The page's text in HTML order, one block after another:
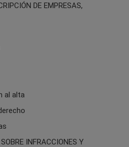
DE EMPRESAS,
al alta
INFRACCIONES Y